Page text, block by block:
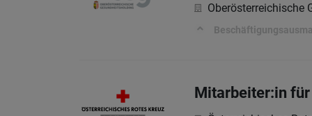
Oberösterreichische
Mitarbeiter:in für